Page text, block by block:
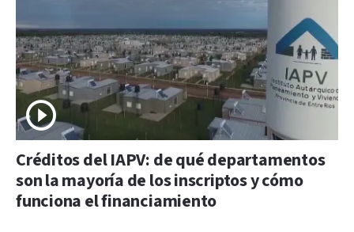
Créditos del IAPV: de qué departamentos
son la mayoría de los inscriptos y cómo
funciona el financiamiento